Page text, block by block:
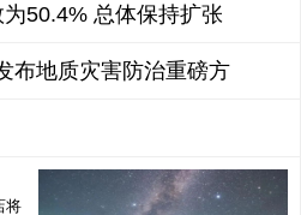
50.4% 总体保持扩张
布地质灾害防治重磅方
将